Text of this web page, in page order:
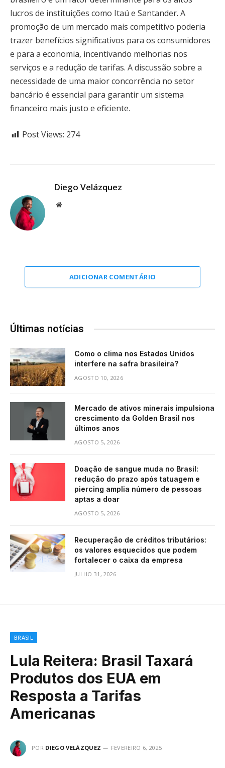
lucros de instituições como Itaú e Santander. A
promoção de um mercado mais competitivo poderia
trazer benefícios significativos para os consumidores
e para a economia, incentivando melhorias nos
serviços e a redução de tarifas. A discussão sobre a
necessidade de uma maior concorrência no setor
bancário é essencial para garantir um sistema
financeiro mais justo e eficiente.
Post Views: 274
Diego Velázquez
Website
ADICIONAR COMENTÁRIO
Últimas notícias
Como o clima nos Estados Unidos
interfere na safra brasileira?
AGOSTO 10, 2026
Mercado de ativos minerais impulsiona
crescimento da Golden Brasil nos
últimos anos
AGOSTO 5, 2026
Doação de sangue muda no Brasil:
redução do prazo após tatuagem e
piercing amplia número de pessoas
aptas a doar
AGOSTO 5, 2026
Recuperação de créditos tributários:
os valores esquecidos que podem
fortalecer o caixa da empresa
JULHO 31, 2026
BRASIL
Lula Reitera: Brasil Taxará
Produtos dos EUA em
Resposta a Tarifas
Americanas
POR DIEGO VELÁZQUEZ FEVEREIRO 6, 2025